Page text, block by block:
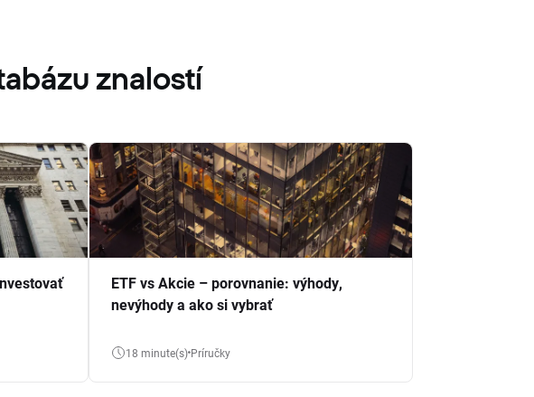
znalostí
ETF vs Akcie – porovnanie: výhody,
nevýhody a ako si vybrať
18 minute(s) Príručky